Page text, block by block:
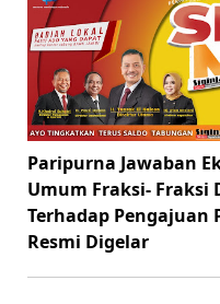
Paripurna Jawaban
Umum Fraksi- Fraksi
Terhadap Pengajuan
Resmi Digelar